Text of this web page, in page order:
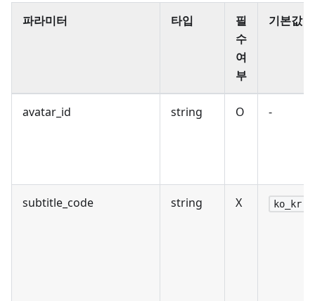
파라미터 타입
필
수
여
부
기본값
avatar_id string O -
subtitle_code string X ko_kr